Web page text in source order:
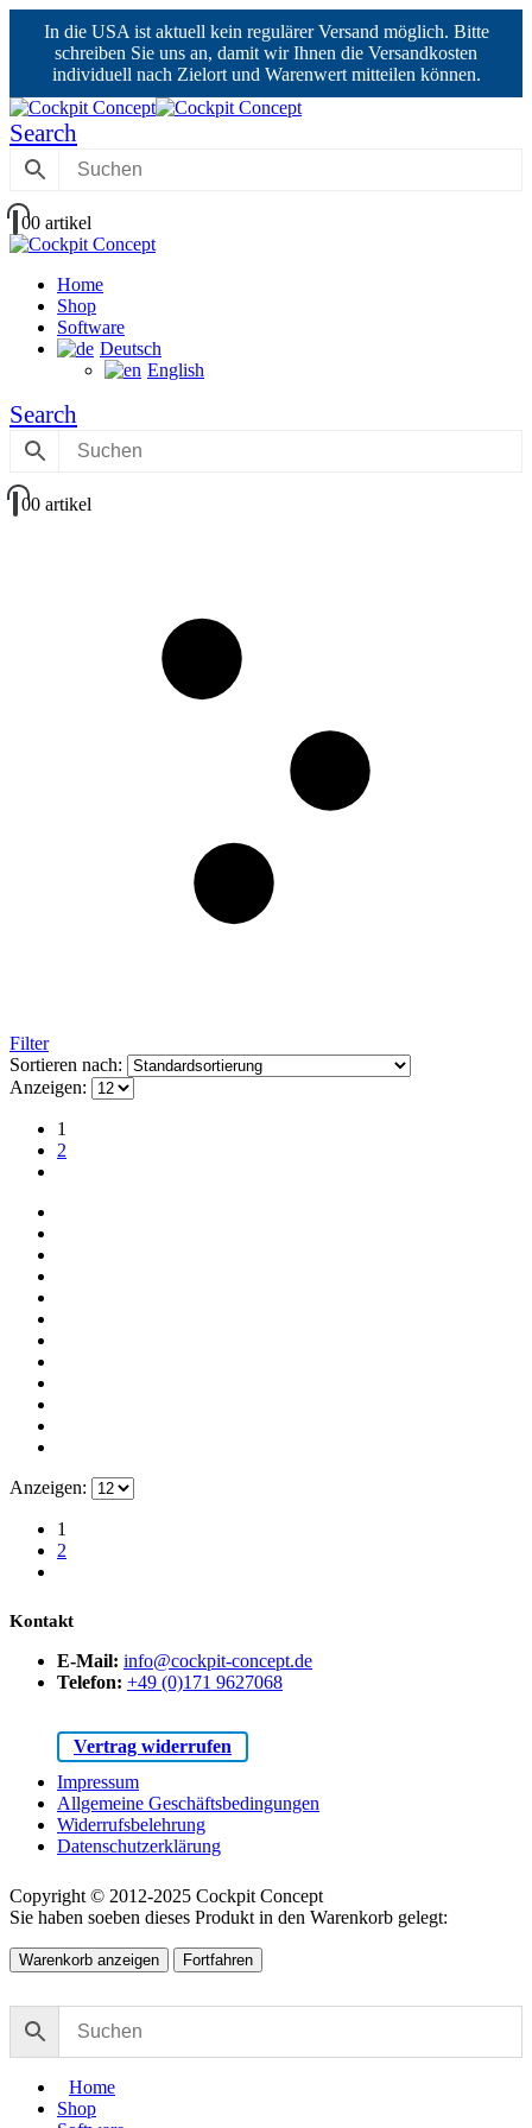
In die USA ist aktuell kein regulärer Versand möglich. Bitte
schreiben Sie uns an, damit wir Ihnen die Versandkosten
individuell nach Zielort und Warenwert mitteilen können.
Search
00 artikel
Home
Shop
Software
Deutsch
English
Search
00 artikel
Filter
Sortieren nach:
Anzeigen:
1
2
Anzeigen:
1
2
Kontakt
E-Mail: info@cockpit-concept.de
Telefon: +49 (0)171 9627068
Vertrag widerrufen
Impressum
Allgemeine Geschäftsbedingungen
Widerrufsbelehrung
Datenschutzerklärung
Copyright © 2012-2025 Cockpit Concept
Sie haben soeben dieses Produkt in den Warenkorb gelegt:
Warenkorb anzeigen Fortfahren
Home
Shop